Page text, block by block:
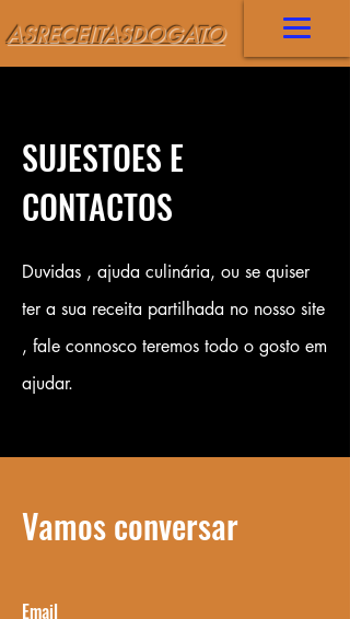
ASRECEITASDOGATO
SUJESTOES E
CONTACTOS
Duvidas , ajuda culinária, ou se quiser
ter a sua receita partilhada no nosso site
, fale connosco teremos todo o gosto em
ajudar.
Vamos conversar
Email